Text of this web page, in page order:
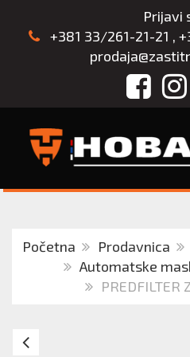
Prijavi
+381 33/261-21-21 ,
Početna Prodavnica
Automatske
SPOLJAŠNJE